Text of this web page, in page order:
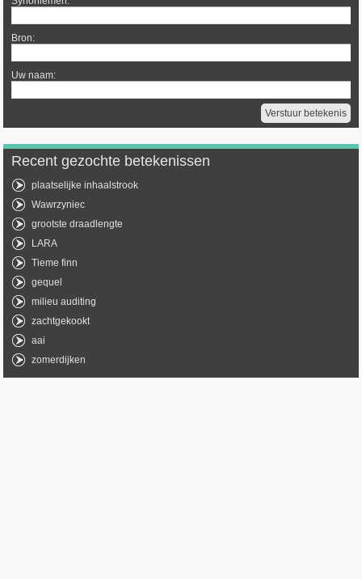
Bron:
Uw naam:
Recent gezochte betekenissen
plaatselijke inhaalstrook
Wawrzyniec
grootste draadlengte
LARA
Tieme finn
gequel
milieu auditing
zachtgekookt
aai
zomerdijken